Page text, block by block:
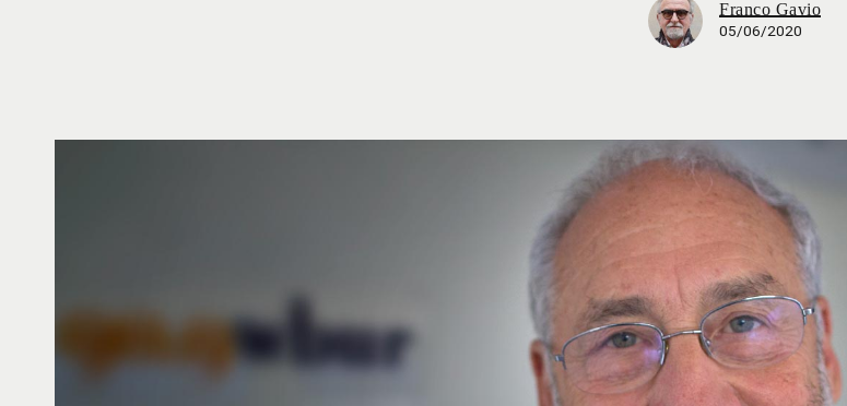
Franco Gavio
05/06/2020